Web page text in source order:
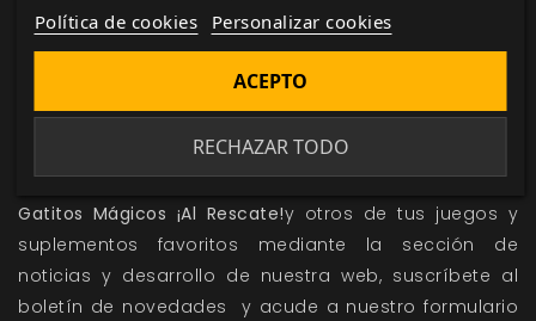
Sigue de cerca todas las novedades y avances sobre
Gatitos Mágicos ¡Al Rescate!y otros de tus juegos y
suplementos favoritos mediante la sección de
noticias y desarrollo de nuestra web, suscríbete al
boletín de novedades
y acude a nuestro formulario
Política de cookies Personalizar cookies
RECHAZAR TODO
ACEPTO